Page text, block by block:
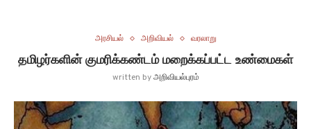
அரசியல் அறிவியல் வரலாறு
தமிழர்களின் குமரிக்கண்டம் மறைக்கப்பட்ட உண்மைகள்
written byஅறிவியல்புரம்